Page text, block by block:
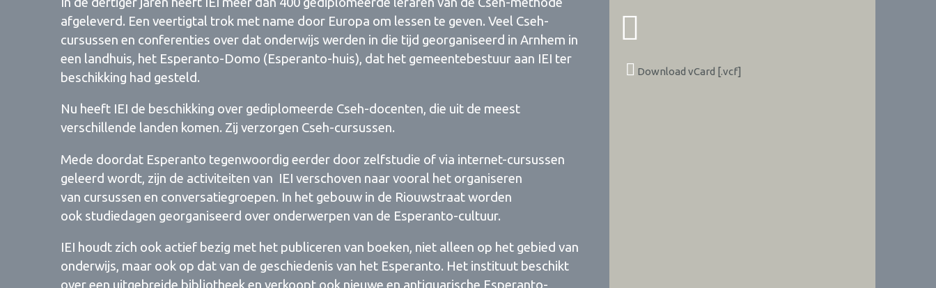
afgeleverd. Een veertigtal trok met name door Europa om lessen te geven. Veel Cseh-
cursussen en conferenties over dat onderwijs werden in die tijd georganiseerd in Arnhem in
een landhuis, het Esperanto-Domo (Esperanto-huis), dat het gemeentebestuur aan IEI ter
beschikking had gesteld.
Nu heeft IEI de beschikking over gediplomeerde Cseh-docenten, die uit de meest
verschillende landen komen. Zij verzorgen Cseh-cursussen.
Mede doordat Esperanto tegenwoordig eerder door zelfstudie of via internet-cursussen
geleerd wordt, zijn de activiteiten van IEI verschoven naar vooral het organiseren
van cursussen en conversatiegroepen. In het gebouw in de Riouwstraat worden
ook studiedagen georganiseerd over onderwerpen van de Esperanto-cultuur.
IEI houdt zich ook actief bezig met het publiceren van boeken, niet alleen op het gebied van
onderwijs, maar ook op dat van de geschiedenis van het Esperanto. Het instituut beschikt
Download vCard [.vcf]